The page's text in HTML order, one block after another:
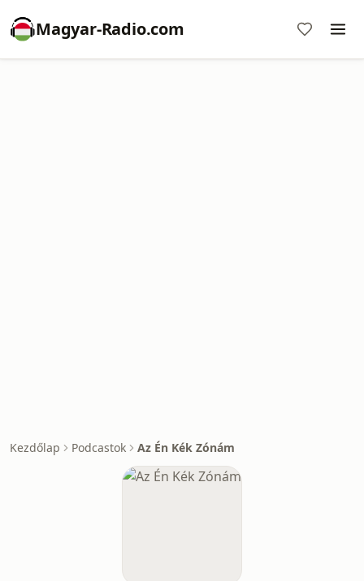
Magyar-Radio.com
Kezdőlap Podcastok Az Én Kék Zónám